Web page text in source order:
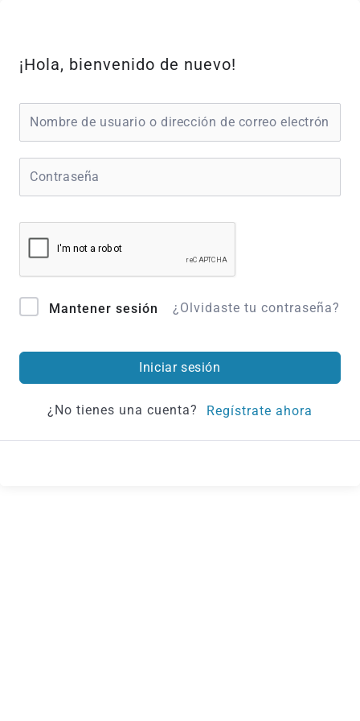
contenido
¡Hola, bienvenido de nuevo!
Mantener sesión ¿Olvidaste tu contraseña?
Iniciar sesión
¿No tienes una cuenta? Regístrate ahora